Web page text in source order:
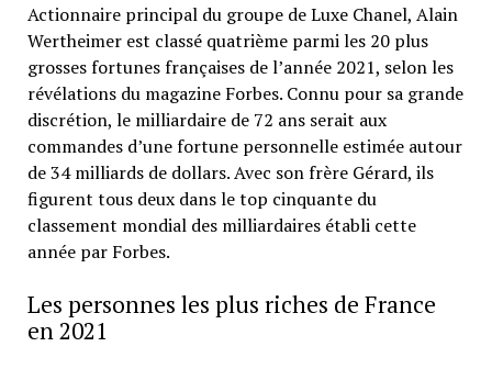
Actionnaire principal du groupe de Luxe Chanel, Alain
Wertheimer est classé quatrième parmi les 20 plus
grosses fortunes françaises de l’année 2021, selon les
révélations du magazine Forbes. Connu pour sa grande
discrétion, le milliardaire de 72 ans serait aux
commandes d’une fortune personnelle estimée autour
de 34 milliards de dollars. Avec son frère Gérard, ils
figurent tous deux dans le top cinquante du
classement mondial des milliardaires établi cette
année par Forbes.
Les personnes les plus riches de France
en 2021